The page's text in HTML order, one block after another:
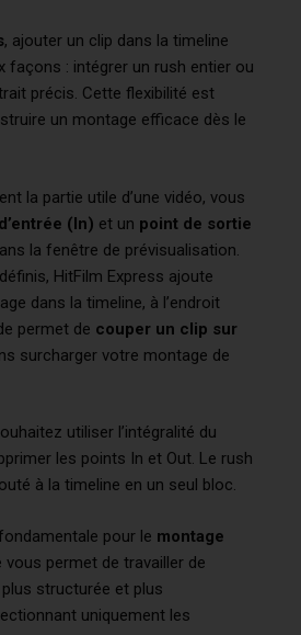
, ajouter un clip dans la timeline
façons : intégrer un rush entier ou
précis. Cette flexibilité est
un montage efficace dès le
la partie utile d’une vidéo, vous
(In) et un point de sortie
la fenêtre de prévisualisation.
HitFilm Express ajoute
dans la timeline, à l’endroit
permet de couper un clip sur
surcharger votre montage de
utiliser l’intégralité du
les points In et Out. Le rush
à la timeline en un seul bloc.
pour le montage
vous permet de travailler de
structurée et plus
uniquement les